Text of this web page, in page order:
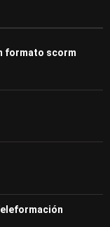
formato scorm